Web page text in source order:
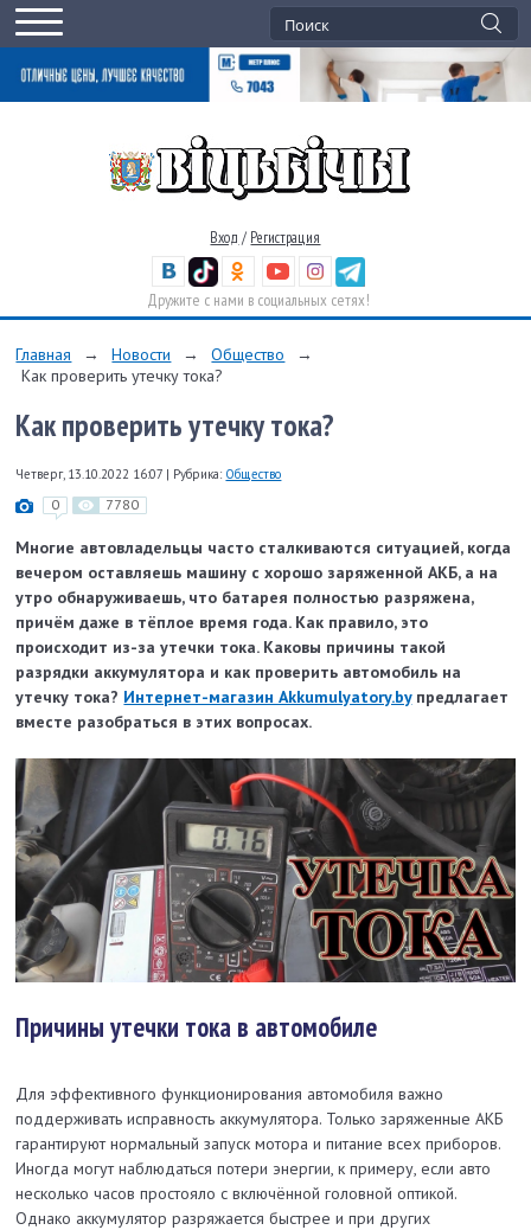
Вход / Регистрация
Дружите с нами в социальных сетях!
Главная → Новости → Общество
→
Как проверить утечку тока?
Как проверить утечку тока?
Четверг, 13.10.2022 16:07 | Рубрика: Общество
0 7780
Многие автовладельцы часто сталкиваются ситуацией, когда
вечером оставляешь машину с хорошо заряженной АКБ, а на
утро обнаруживаешь, что батарея полностью разряжена,
причём даже в тёплое время года. Как правило, это
происходит из-за утечки тока. Каковы причины такой
разрядки аккумулятора и как проверить автомобиль на
утечку тока? Интернет-магазин Akkumulyatory.byпредлагает
вместе разобраться в этих вопросах.
Причины утечки тока в автомобиле
Для эффективного функционирования автомобиля важно
поддерживать исправность аккумулятора. Только заряженные АКБ
гарантируют нормальный запуск мотора и питание всех приборов.
Иногда могут наблюдаться потери энергии, к примеру, если авто
несколько часов простояло с включённой головной оптикой.
Однако аккумулятор разряжается быстрее и при других